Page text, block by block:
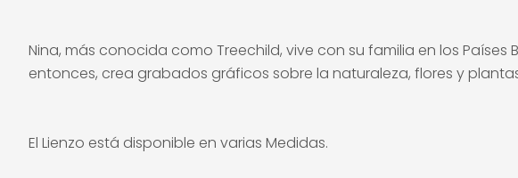
Nina, más conocida como Treechild, vive con su familia en los
entonces, crea grabados gráficos sobre la naturaleza, flores y
El Lienzo está disponible en varias Medidas.